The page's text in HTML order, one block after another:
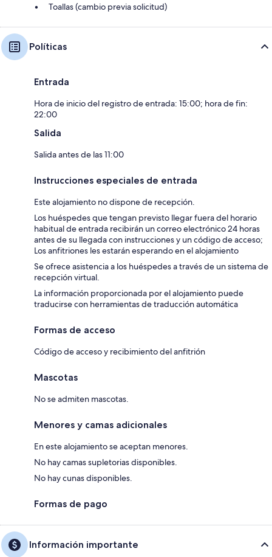
Toallas (cambio previa solicitud)
Políticas
Entrada
Hora de inicio del registro de entrada: 15:00; hora de fin:
22:00
Salida
Salida antes de las 11:00
Instrucciones especiales de entrada
Este alojamiento no dispone de recepción.
Los huéspedes que tengan previsto llegar fuera del horario
habitual de entrada recibirán un correo electrónico 24 horas
antes de su llegada con instrucciones y un código de acceso;
Los anfitriones les estarán esperando en el alojamiento
Se ofrece asistencia a los huéspedes a través de un sistema de
recepción virtual.
La información proporcionada por el alojamiento puede
traducirse con herramientas de traducción automática
Formas de acceso
Código de acceso y recibimiento del anfitrión
Mascotas
No se admiten mascotas.
Menores y camas adicionales
En este alojamiento se aceptan menores.
No hay camas supletorias disponibles.
No hay cunas disponibles.
Formas de pago
Información importante